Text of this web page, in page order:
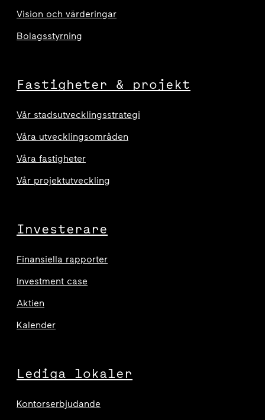
Vision och värderingar
Bolagsstyrning
Fastigheter & projekt
Vår stadsutvecklingsstrategi
Våra utvecklingsområden
Våra fastigheter
Vår projektutveckling
Investerare
Finansiella rapporter
Investment case
Aktien
Kalender
Lediga lokaler
Kontorserbjudande